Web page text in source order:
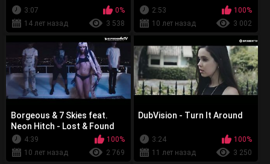
3:07
0%
14 лет назад
3 538
2:53
100%
10 лет назад
3 002
Borgeous & 7 Skies feat.
Neon Hitch - Lost & Found
4:39
100%
10 лет назад
2 769
DubVision - Turn It Around
3:24
100%
11 лет назад
3 250